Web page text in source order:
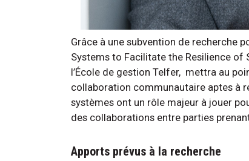
Grâce à une subvention de recherche
Systems to Facilitate the Resilience of
l’École de gestion Telfer, mettra au
collaboration communautaire aptes à
systèmes ont un rôle majeur à jouer
des collaborations entre parties
Apports prévus à la recherche